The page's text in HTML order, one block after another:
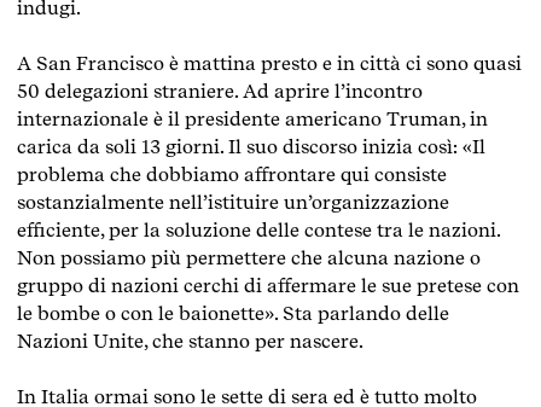
indugi.
A San Francisco è mattina presto e in città ci sono quasi
50 delegazioni straniere. Ad aprire l’incontro
internazionale è il presidente americano Truman, in
carica da soli 13 giorni. Il suo discorso inizia così: «Il
problema che dobbiamo affrontare qui consiste
sostanzialmente nell’istituire un’organizzazione
efficiente, per la soluzione delle contese tra le nazioni.
Non possiamo più permettere che alcuna nazione o
gruppo di nazioni cerchi di affermare le sue pretese con
le bombe o con le baionette». Sta parlando delle
Nazioni Unite, che stanno per nascere.
In Italia ormai sono le sette di sera ed è tutto molto